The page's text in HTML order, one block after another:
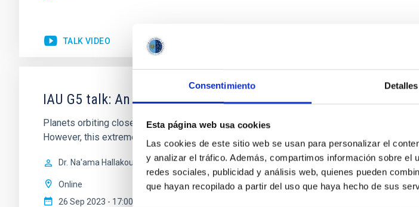
Consentimiento Detalles
Esta página web usa cookies
Las cookies de este sitio web se usan para personalizar el
y analizar el tráfico. Además, compartimos información sobre el
redes sociales, publicidad y análisis web, quienes pueden
que hayan recopilado a partir del uso que haya hecho de sus
TALK VIDEO
IAU G5 talk: An irradiated-Jupiter analogue hotter than the Sun
Planets orbiting close to hot stars experience intense extreme-ultraviolet radiation,
However, this extreme regime remains mainly unexplored due to observational
Dr. Na'ama Hallakoun
Online
26 Sep 2023 - 17:00 Europe/London